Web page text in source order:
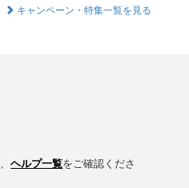
キャンペーン・特集一覧を見る
、ヘルプ一覧をご確認くださ